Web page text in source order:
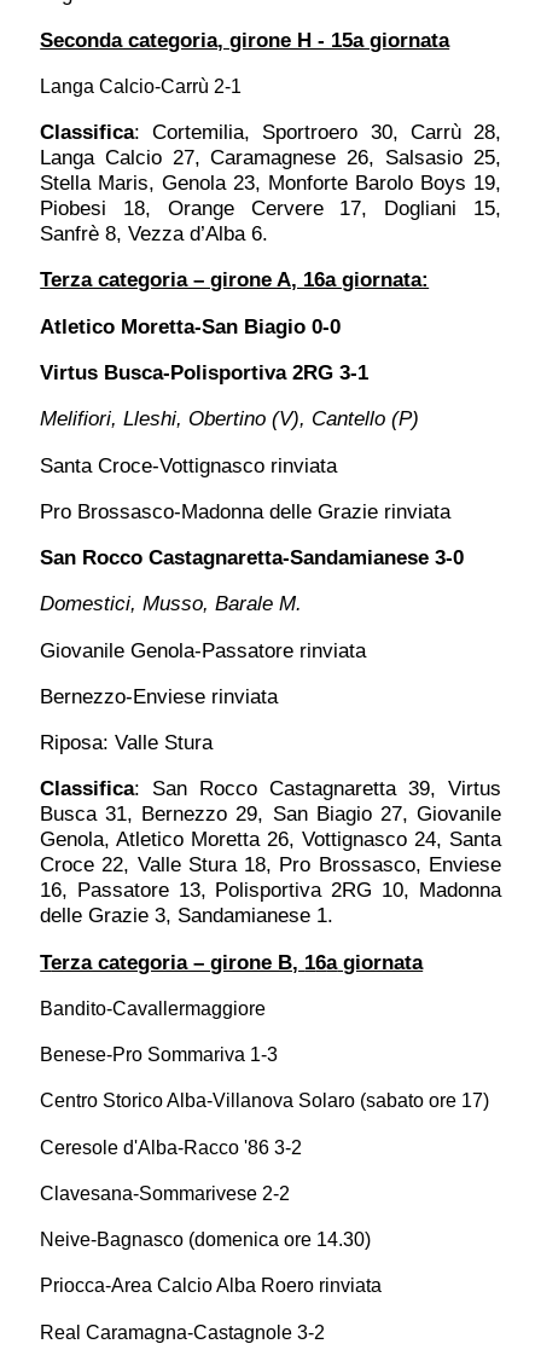
Seconda categoria, girone H - 15a giornata
Langa Calcio-Carrù 2-1
Classifica: Cortemilia, Sportroero 30, Carrù 28,
Langa Calcio 27, Caramagnese 26, Salsasio 25,
Stella Maris, Genola 23, Monforte Barolo Boys 19,
Piobesi 18, Orange Cervere 17, Dogliani 15,
Sanfrè 8, Vezza d’Alba 6.
Terza categoria – girone A, 16a giornata:
Atletico Moretta-San Biagio 0-0
Virtus Busca-Polisportiva 2RG 3-1
Melifiori, Lleshi, Obertino (V), Cantello (P)
Santa Croce-Vottignasco rinviata
Pro Brossasco-Madonna delle Grazie rinviata
San Rocco Castagnaretta-Sandamianese 3-0
Domestici, Musso, Barale M.
Giovanile Genola-Passatore rinviata
Bernezzo-Enviese rinviata
Riposa: Valle Stura
Classifica: San Rocco Castagnaretta 39, Virtus
Busca 31, Bernezzo 29, San Biagio 27, Giovanile
Genola, Atletico Moretta 26, Vottignasco 24, Santa
Croce 22, Valle Stura 18, Pro Brossasco, Enviese
16, Passatore 13, Polisportiva 2RG 10, Madonna
delle Grazie 3, Sandamianese 1.
Terza categoria – girone B, 16agiornata
Bandito-Cavallermaggiore
Benese-Pro Sommariva 1-3
Centro Storico Alba-Villanova Solaro (sabato ore 17)
Ceresole d'Alba-Racco '86 3-2
Clavesana-Sommarivese 2-2
Neive-Bagnasco (domenica ore 14.30)
Priocca-Area Calcio Alba Roero rinviata
Real Caramagna-Castagnole 3-2